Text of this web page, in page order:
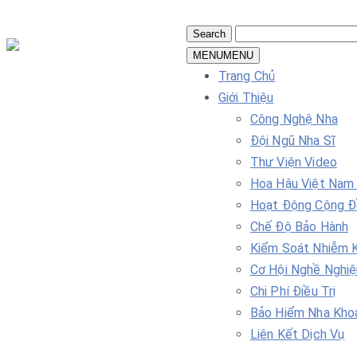
MENUMENU
Trang Chủ
Giới Thiệu
Công Nghệ Nha
Đội Ngũ Nha Sĩ
Thư Viện Video
Hoa Hậu Việt
Hoạt Động Cộng
Chế Độ Bảo Hành
Kiểm Soát Nhiễm
Cơ Hội Nghề
Chi Phí Điều Trị
Bảo Hiểm Nha
Liên Kết Dịch Vụ